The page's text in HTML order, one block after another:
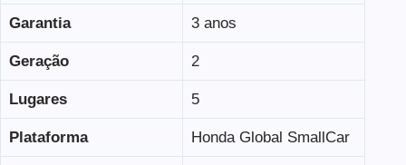
Garantia 3 anos
Geração 2
Lugares 5
Plataforma Honda Global SmallCar